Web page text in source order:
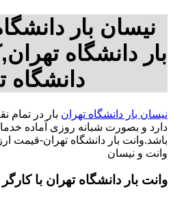
نیسان بار
بار دانشگاه
دانشگاه
نیسان بار دانشگاه تهران بار در تمام
دارد و بصورت شبانه روزی آماده
باشد.وانت بار دانشگاه تهران-قیمت
وانت و نیسان
وانت بار دانشگاه تهران با